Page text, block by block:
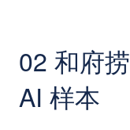
02 和府
AI 样本